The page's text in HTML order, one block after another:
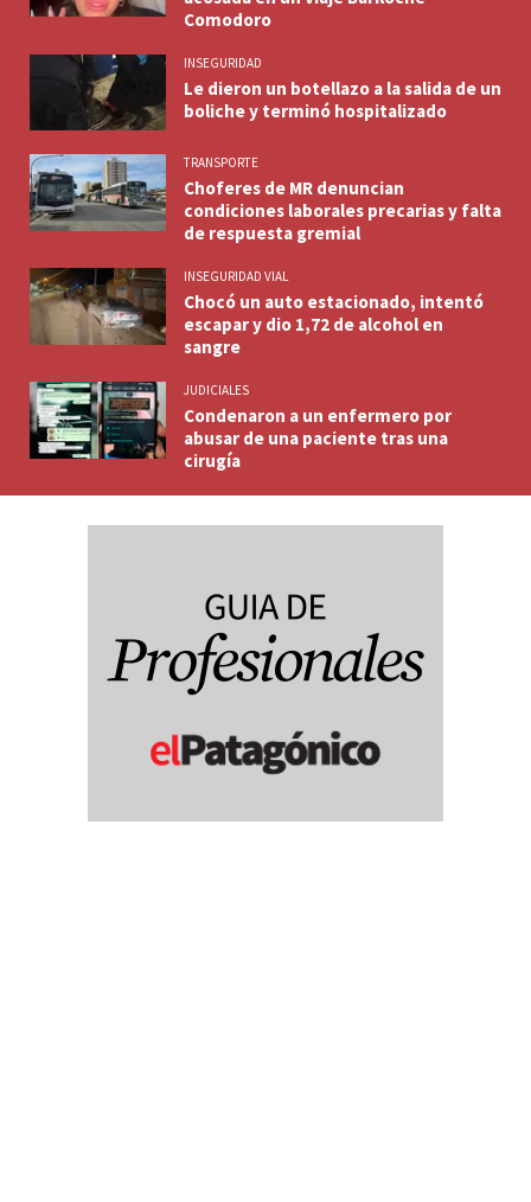
Comodoro
INSEGURIDAD
Le dieron un botellazo a la salida de un
boliche y terminó hospitalizado
TRANSPORTE
Choferes de MR denuncian
condiciones laborales precarias y falta
de respuesta gremial
INSEGURIDAD VIAL
Chocó un auto estacionado, intentó
escapar y dio 1,72 de alcohol en
sangre
JUDICIALES
Condenaron a un enfermero por
abusar de una paciente tras una
cirugía